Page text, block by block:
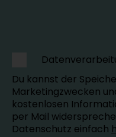
Du kannst der
Marketingzwecken
kostenlosen
per Mail
Datenschutz einfach